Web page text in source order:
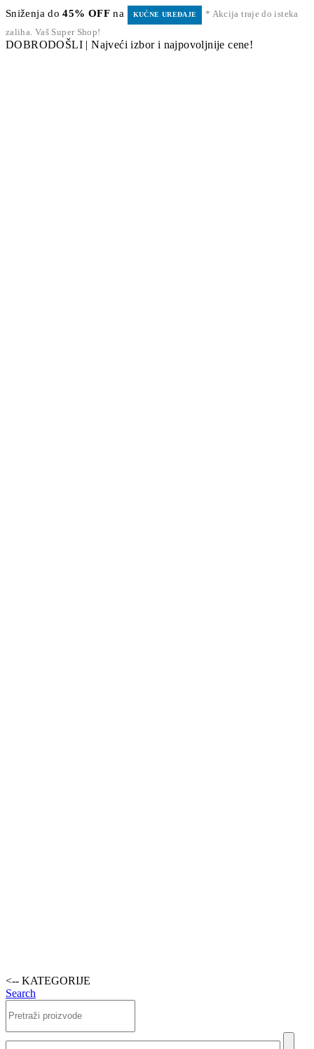
Sniženja do45% OFF na KUĆNE UREĐAJE
* Akcija traje do isteka
zaliha. Vaš Super Shop!
DOBRODOŠLI | Najveći izbor i najpovoljnije cene!
<-- KATEGORIJE
Search